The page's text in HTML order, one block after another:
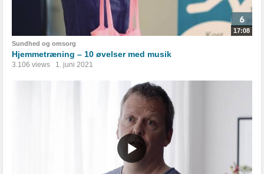
17:08
Sundhed og omsorg
Hjemmetræning – 10 øvelser med musik
3.106 views 1. juni 2021